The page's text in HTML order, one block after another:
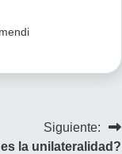
Siguiente:
la unilateralidad?